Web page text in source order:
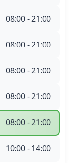
08:00 - 21:00
08:00 - 21:00
08:00 - 21:00
08:00 - 21:00
08:00 - 21:00
10:00 - 14:00